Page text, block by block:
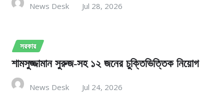
News Desk Jul 28, 2026
সরকার
শামসুজ্জামান সুরুজ-সহ ১২ জনের চুক্তিভিত্তিক নিয়োগ
News Desk Jul 24, 2026